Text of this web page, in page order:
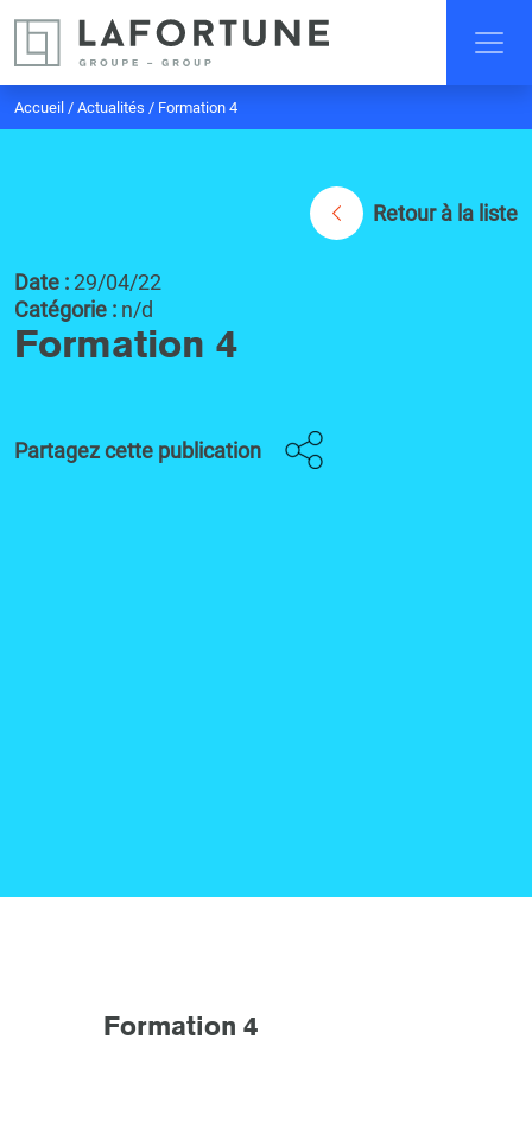
Accueil / Actualités / Formation 4
Retour à la liste
Date :29/04/22
Catégorie : n/d
Formation 4
Partagez cette publication
Formation 4